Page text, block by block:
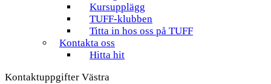
Kursupplägg
TUFF-klubben
Titta in hos oss på TUFF
Kontakta oss
Hitta hit
Kontaktuppgifter Västra